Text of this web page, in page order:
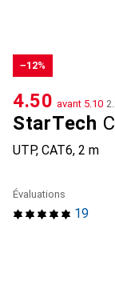
−12%
StarTech
UTP, CAT6, 2 m
CHF
4.50 avant CHF
5.10
19
Évaluations